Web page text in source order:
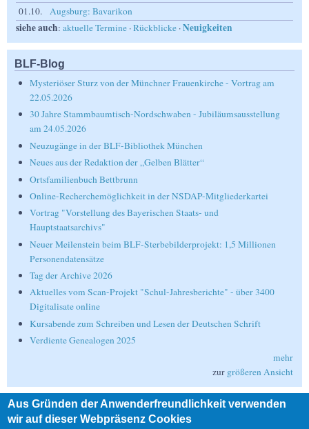
01.10.
Augsburg: Bavarikon
siehe auch: aktuelle Termine ·Rückblicke ·Neuigkeiten
BLF-Blog
Mysteriöser Sturz von der Münchner Frauenkirche - Vortrag am
22.05.2026
30 Jahre Stammbaumtisch-Nordschwaben - Jubiläumsausstellung
am 24.05.2026
Neuzugänge in der BLF-Bibliothek München
Neues aus der Redaktion der „Gelben Blätter“
Ortsfamilienbuch Bettbrunn
Online-Recherchemöglichkeit in der NSDAP-Mitgliederkartei
Vortrag "Vorstellung des Bayerischen Staats- und
Hauptstaatsarchivs"
Neuer Meilenstein beim BLF-Sterbebilderprojekt: 1,5 Millionen
Personendatensätze
Tag der Archive 2026
Aktuelles vom Scan-Projekt "Schul-Jahresberichte" - über 3400
Digitalisate online
Kursabende zum Schreiben und Lesen der Deutschen Schrift
Verdiente Genealogen 2025
mehr
zur größeren Ansicht
Suche
Aus Gründen der Anwenderfreundlichkeit verwenden
wir auf dieser Webpräsenz Cookies